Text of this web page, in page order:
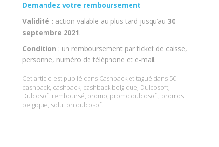
Demandez votre remboursement
Validité : action valable au plus tard jusqu’au 30
septembre 2021.
Condition : un remboursement par ticket de caisse,
personne, numéro de téléphone et e-mail.
Cet article est publié dans Cashback et tagué dans 5€
cashback, cashback, cashback belgique, Dulcosoft,
Dulcosoft remboursé, promo, promo dulcosoft, promos
belgique, solution dulcosoft.